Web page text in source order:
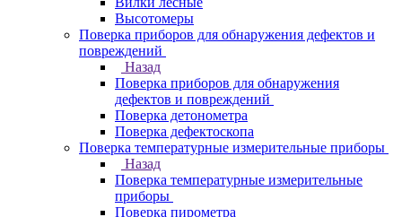
Высотомеры
Поверка приборов для обнаружения дефектов и
повреждений
Назад
Поверка приборов для обнаружения
дефектов и повреждений
Поверка детонометра
Поверка дефектоскопа
Поверка температурные измерительные приборы
Назад
Поверка температурные измерительные
приборы
Поверка пирометра